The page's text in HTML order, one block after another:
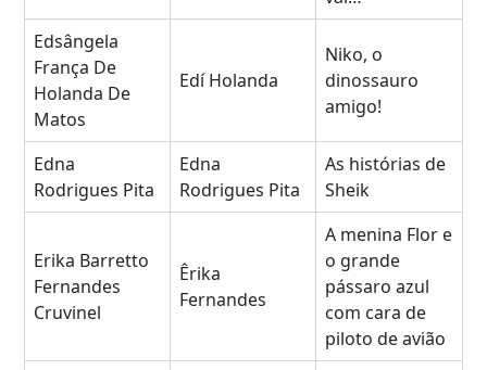
Edsângela
França De
Holanda De
Matos
Edí Holanda
Niko, o
dinossauro
amigo!
Edna
Rodrigues Pita
Edna
Rodrigues Pita
As histórias de
Sheik
Erika Barretto
Fernandes
Cruvinel
Êrika
Fernandes
A menina Flor e
o grande
pássaro azul
com cara de
piloto de avião